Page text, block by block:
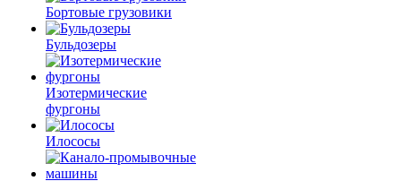
Бортовые грузовики
Бульдозеры
Изотермические
фургоны
Илососы